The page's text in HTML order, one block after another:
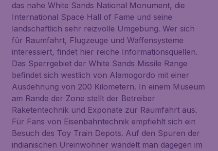
das nahe White Sands National Monument, die
International Space Hall of Fame und seine
landschaftlich sehr reizvolle Umgebung. Wer sich
für Raumfahrt, Flugzeuge und Waffensysteme
interessiert, findet hier reiche Informationsquellen.
Das Sperrgebiet der White Sands Missile Range
befindet sich westlich von Alamogordo mit einer
Ausdehnung von 200 Kilometern. In einem Museum
am Rande der Zone stellt der Betreiber
Raketentechnik und Exponate zur Raumfahrt aus.
Für Fans von Eisenbahntechnik empfiehlt sich ein
Besuch des Toy Train Depots. Auf den Spuren der
indianischen Ureinwohner wandelt man dagegen im